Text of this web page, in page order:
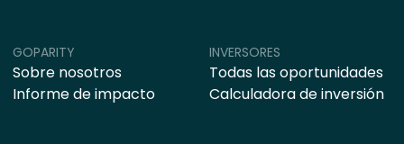
GOPARITY
Sobre nosotros
Informe de impacto
INVERSORES
Todas las oportunidades
Calculadora de inversión